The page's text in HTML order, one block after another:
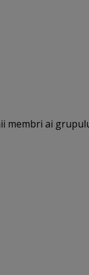
membri ai